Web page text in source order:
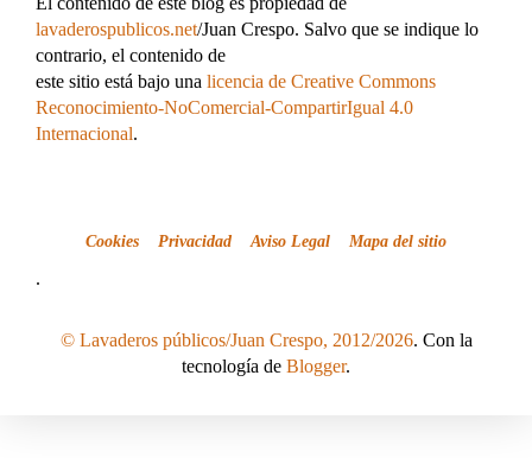
lavaderospublicos.net/Juan Crespo. Salvo que se indique lo
contrario, el contenido de
este sitio está bajo una licencia de Creative Commons
Reconocimiento-NoComercial-CompartirIgual 4.0
Internacional.
Cookies Privacidad Aviso Legal Mapa del sitio
.
© Lavaderos públicos/Juan Crespo, 2012/2026. Con la
tecnología de Blogger.